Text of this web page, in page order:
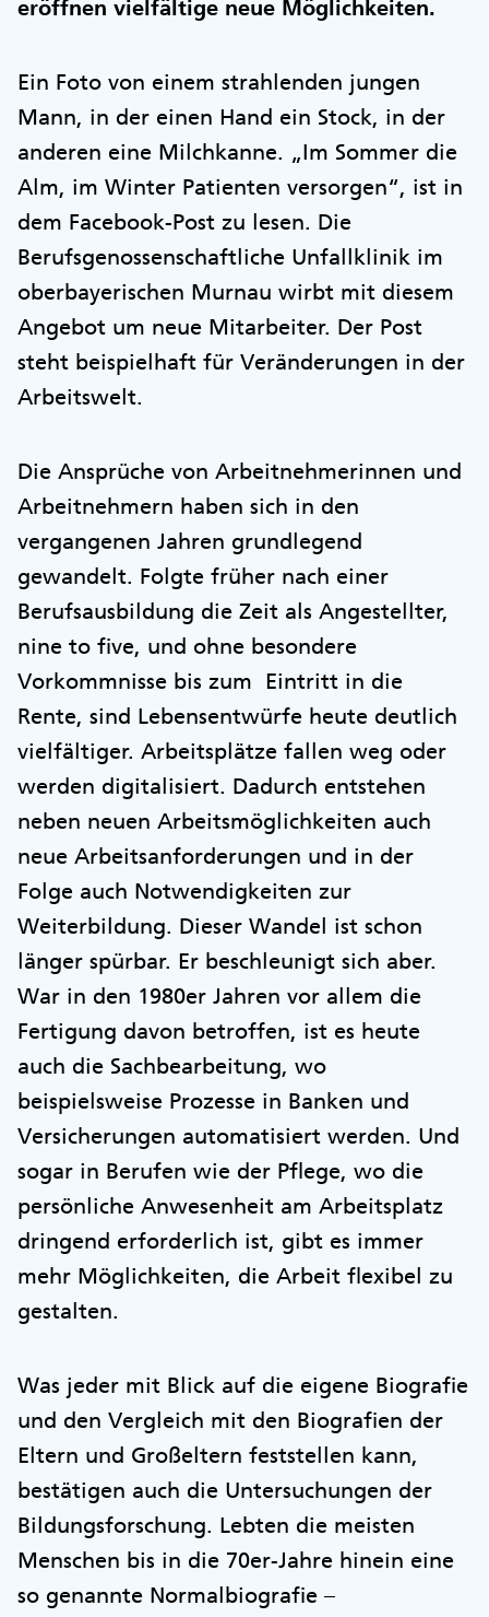
eröffnen vielfältige neue Möglichkeiten.
Ein Foto von einem strahlenden jungen
Mann, in der einen Hand ein Stock, in der
anderen eine Milchkanne. „Im Sommer die
Alm, im Winter Patienten versorgen“, ist in
dem Facebook-Post zu lesen. Die
Berufsgenossenschaftliche Unfallklinik im
oberbayerischen Murnau wirbt mit diesem
Angebot um neue Mitarbeiter. Der Post
steht beispielhaft für Veränderungen in der
Arbeitswelt.
Die Ansprüche von Arbeitnehmerinnen und
Arbeitnehmern haben sich in den
vergangenen Jahren grundlegend
gewandelt. Folgte früher nach einer
Berufsausbildung die Zeit als Angestellter,
nine to five, und ohne besondere
Vorkommnisse bis zum Eintritt in die
Rente, sind Lebensentwürfe heute deutlich
vielfältiger. Arbeitsplätze fallen weg oder
werden digitalisiert. Dadurch entstehen
neben neuen Arbeitsmöglichkeiten auch
neue Arbeitsanforderungen und in der
Folge auch Notwendigkeiten zur
Weiterbildung. Dieser Wandel ist schon
länger spürbar. Er beschleunigt sich aber.
War in den 1980er Jahren vor allem die
Fertigung davon betroffen, ist es heute
auch die Sachbearbeitung, wo
beispielsweise Prozesse in Banken und
Versicherungen automatisiert werden. Und
sogar in Berufen wie der Pflege, wo die
persönliche Anwesenheit am Arbeitsplatz
dringend erforderlich ist, gibt es immer
mehr Möglichkeiten, die Arbeit flexibel zu
gestalten.
Was jeder mit Blick auf die eigene Biografie
und den Vergleich mit den Biografien der
Eltern und Großeltern feststellen kann,
bestätigen auch die Untersuchungen der
Bildungsforschung. Lebten die meisten
Menschen bis in die 70er-Jahre hinein eine
so genannte Normalbiografie –